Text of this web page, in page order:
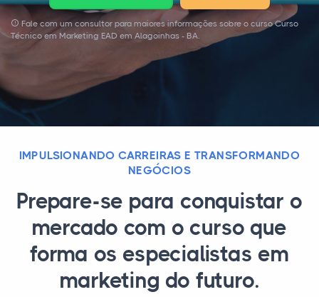
Fale com um consultor para maiores informações sobre o curso Curso
Técnico em Marketing EAD em Alagoinhas - BA.
IMPULSIONANDO CARREIRAS E TRANSFORMANDO
NEGÓCIOS
Prepare-se para conquistar o
mercado com o curso que
forma os especialistas em
marketing do futuro.